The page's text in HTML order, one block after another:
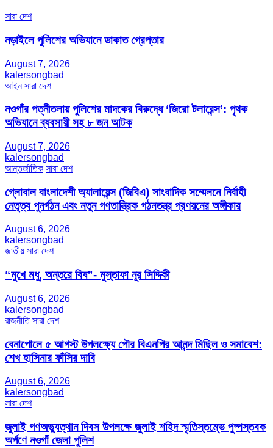
সারা দেশ
নড়াইলে পুলিশের অভিযানে ডাকাত গ্রেপ্তার
August 7, 2026
kalersongbad
আইন সারা দেশ
নওগাঁর পত্নীতলায় পুলিশের মাদকের বিরুদ্ধে ‘জিরো টলারেন্স’: পৃথক
অভিযানে ব্যবসায়ী সহ ৮ জন আটক
August 7, 2026
kalersongbad
আন্তর্জাতিক সারা দেশ
গ্লোবাল বাংলাদেশী অ্যালায়েন্স (জিবিএ) সাংবাদিক সম্মেলনে নির্বাহী
নেতৃত্ব পুনর্গঠন এবং নতুন গণতান্ত্রিক গঠনতন্ত্র প্রণয়নের অঙ্গীকার
August 6, 2026
kalersongbad
জাতীয় সারা দেশ
“মুখে মধু, অন্তরে বিষ”- মুস্তাফা নূর সিদ্দিকী
August 6, 2026
kalersongbad
রাজনীতি সারা দেশ
বেনাপোলে ৫ আগস্ট উপলক্ষ্যে পৌর বিএনপির আনন্দ মিছিল ও সমাবেশ:
শেখ হাসিনার ফাঁসির দাবি
August 6, 2026
kalersongbad
সারা দেশ
জুলাই গণঅভ্যুত্থান দিবস উপলক্ষে জুলাই শহিদ স্মৃতিস্তম্ভে পুষ্পস্তবক
অর্পণে নওগাঁ জেলা পুলিশ